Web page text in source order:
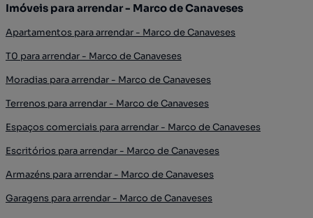
Imóveis para arrendar - Marco de Canaveses
Apartamentos para arrendar - Marco de Canaveses
T0 para arrendar - Marco de Canaveses
Moradias para arrendar - Marco de Canaveses
Terrenos para arrendar - Marco de Canaveses
Espaços comerciais para arrendar - Marco de Canaveses
Escritórios para arrendar - Marco de Canaveses
Armazéns para arrendar - Marco de Canaveses
Garagens para arrendar - Marco de Canaveses